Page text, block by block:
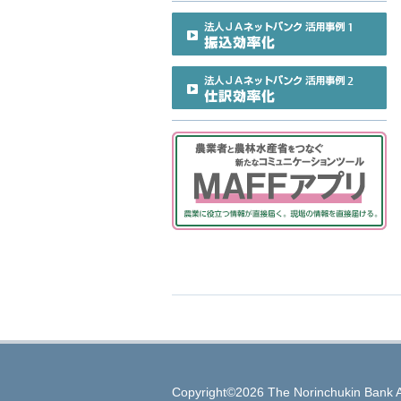
Copyright©2026 The Norinchukin Bank